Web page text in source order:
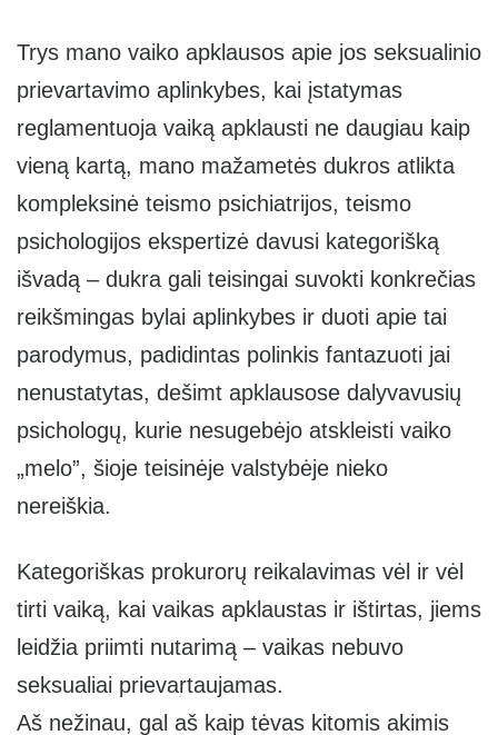
Trys mano vaiko apklausos apie jos seksualinio
prievartavimo aplinkybes, kai įstatymas
reglamentuoja vaiką apklausti ne daugiau kaip
vieną kartą, mano mažametės dukros atlikta
kompleksinė teismo psichiatrijos, teismo
psichologijos ekspertizė davusi kategorišką
išvadą – dukra gali teisingai suvokti konkrečias
reikšmingas bylai aplinkybes ir duoti apie tai
parodymus, padidintas polinkis fantazuoti jai
nenustatytas, dešimt apklausose dalyvavusių
psichologų, kurie nesugebėjo atskleisti vaiko
„melo”, šioje teisinėje valstybėje nieko
nereiškia.
Kategoriškas prokurorų reikalavimas vėl ir vėl
tirti vaiką, kai vaikas apklaustas ir ištirtas, jiems
leidžia priimti nutarimą – vaikas nebuvo
seksualiai prievartaujamas.
Aš nežinau, gal aš kaip tėvas kitomis akimis